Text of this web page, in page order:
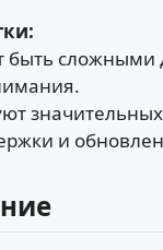
быть сложными
и